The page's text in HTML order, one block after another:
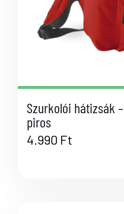
Szurkolói hátizsák –
piros
4.990 Ft